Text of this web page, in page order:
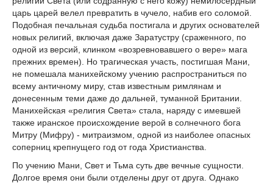
царь царей велел превратить в чучело, набив его соломой.
Подобная печальная судьба постигала и других основателей
новых религий, включая даже Заратустру (сраженного, по
одной из версий, клинком «возревновавшего о вере» мага
прежних времен). Но трагическая участь, постигшая Мани,
не помешала манихейскому учению распространиться по
всему античному миру, став известным римлянам и
донесенным теми даже до дальней, туманной Британии.
Манихейская «религия Света» стала, наряду с имевшей
также иранское происхождение верой в солнечного бога
Митру (Мифру) - митраизмом, одной из наиболее опасных
соперниц крепнущего год от года Христианства.
По учению Мани, Свет и Тьма суть две вечные сущности.
Долгое время они были отделены друг от друга. Однако